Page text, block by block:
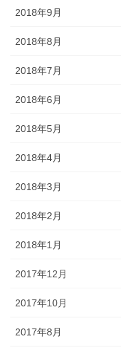
2018年9月
2018年8月
2018年7月
2018年6月
2018年5月
2018年4月
2018年3月
2018年2月
2018年1月
2017年12月
2017年10月
2017年8月